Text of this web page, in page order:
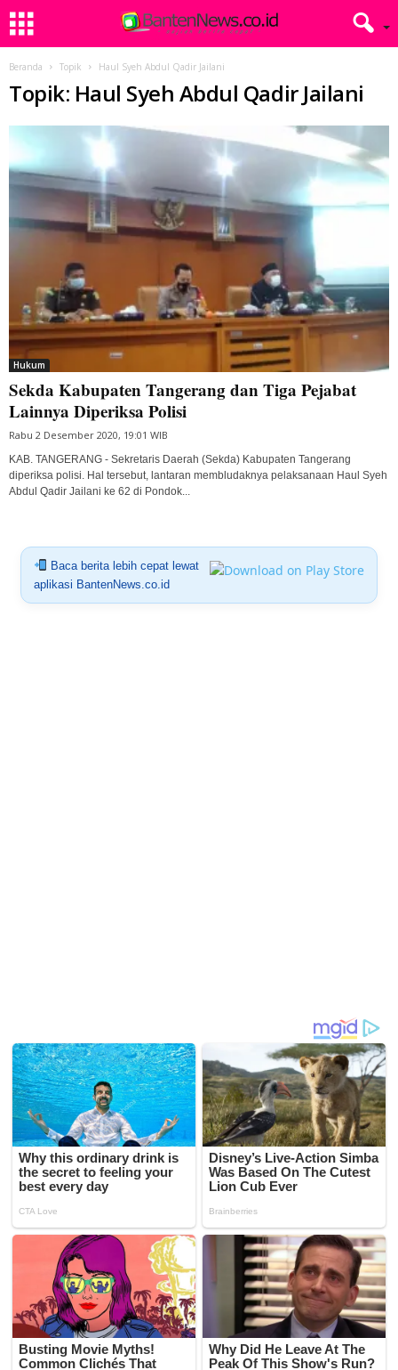
Beranda Topik Haul Syeh Abdul Qadir Jailani
Topik: Haul Syeh Abdul Qadir Jailani
Hukum
Sekda Kabupaten Tangerang dan Tiga Pejabat
Lainnya Diperiksa Polisi
Rabu 2 Desember 2020, 19:01 WIB
KAB. TANGERANG - Sekretaris Daerah (Sekda) Kabupaten Tangerang
diperiksa polisi. Hal tersebut, lantaran membludaknya pelaksanaan Haul Syeh
Abdul Qadir Jailani ke 62 di Pondok...
Baca berita lebih cepat lewat
aplikasi BantenNews.co.id